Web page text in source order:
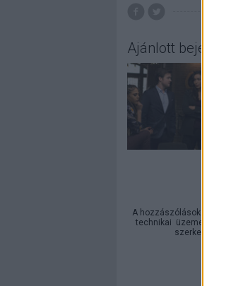
Ajánlott
A hozzászólások a
technikai üzemeltetője